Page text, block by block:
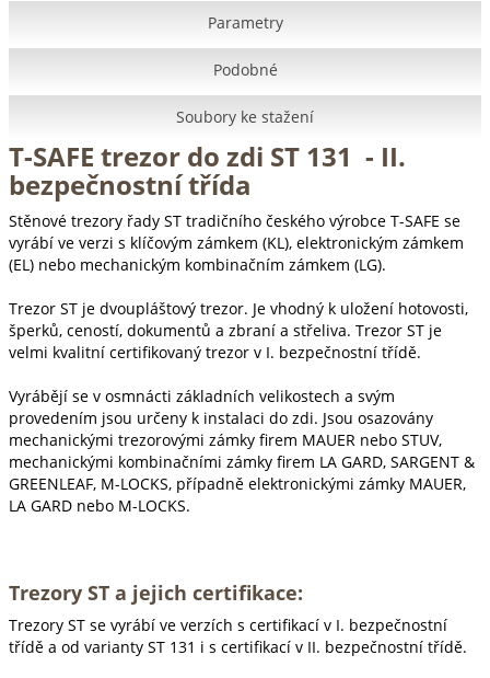
Parametry
Podobné
Soubory ke stažení
T-SAFE trezor do zdi ST 131 - II.
bezpečnostní třída
Stěnové trezory řady ST tradičního českého výrobce T-SAFE se
vyrábí ve verzi s klíčovým zámkem (KL), elektronickým zámkem
(EL) nebo mechanickým kombinačním zámkem (LG).
Trezor ST je dvoupláštový trezor. Je vhodný k uložení hotovosti,
šperků, ceností, dokumentů a zbraní a střeliva. Trezor ST je
velmi kvalitní certifikovaný trezor v I. bezpečnostní třídě.
Vyrábějí se v osmnácti základních velikostech a svým
provedením jsou určeny k instalaci do zdi. Jsou osazovány
mechanickými trezorovými zámky firem MAUER nebo STUV,
mechanickými kombinačními zámky firem LA GARD, SARGENT &
GREENLEAF, M-LOCKS, případně elektronickými zámky MAUER,
LA GARD nebo M-LOCKS.
Trezory ST a jejich certifikace:
Trezory ST se vyrábí ve verzích s certifikací v I. bezpečnostní
třídě a od varianty ST 131 i s certifikací v II. bezpečnostní třídě.